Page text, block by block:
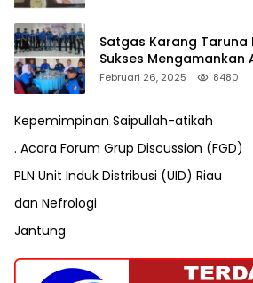
Satgas Karang Taruna
Sukses Mengamankan
VII Karang Taruna
Februari 26, 2025 8480
Kepemimpinan Saipullah-atikah
. Acara Forum Grup Discussion (FGD)
PLN Unit Induk Distribusi (UID) Riau
dan Nefrologi
Jantung